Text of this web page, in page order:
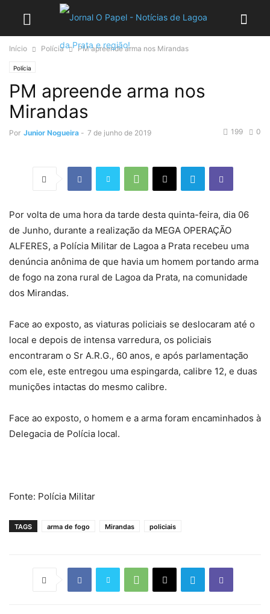
Início Polícia PM apreende arma nos Mirandas
Polícia
PM apreende arma nos
Mirandas
Por Junior Nogueira - 7 de junho de 2019 0
199
Por volta de uma hora da tarde desta quinta-feira, dia 06
de Junho, durante a realização da MEGA OPERAÇÃO
ALFERES, a Polícia Militar de Lagoa a Prata recebeu uma
denúncia anônima de que havia um homem portando arma
de fogo na zona rural de Lagoa da Prata, na comunidade
dos Mirandas.
Face ao exposto, as viaturas policiais se deslocaram até o
local e depois de intensa varredura, os policiais
encontraram o Sr A.R.G., 60 anos, e após parlamentação
com ele, este entregou uma espingarda, calibre 12, e duas
munições intactas do mesmo calibre.
Face ao exposto, o homem e a arma foram encaminhados à
Delegacia de Polícia local.
Fonte: Polícia Militar
TAGS arma de fogo Mirandas policiais